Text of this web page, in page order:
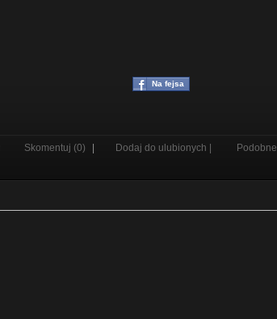
Na fejsa
Skomentuj (0) Dodaj do ulubionych | Podobne